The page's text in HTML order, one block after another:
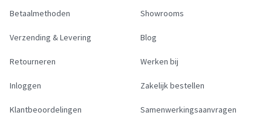
Betaalmethoden
Verzending & Levering
Retourneren
Inloggen
Klantbeoordelingen
Showrooms
Blog
Werken bij
Zakelijk bestellen
Samenwerkingsaanvragen